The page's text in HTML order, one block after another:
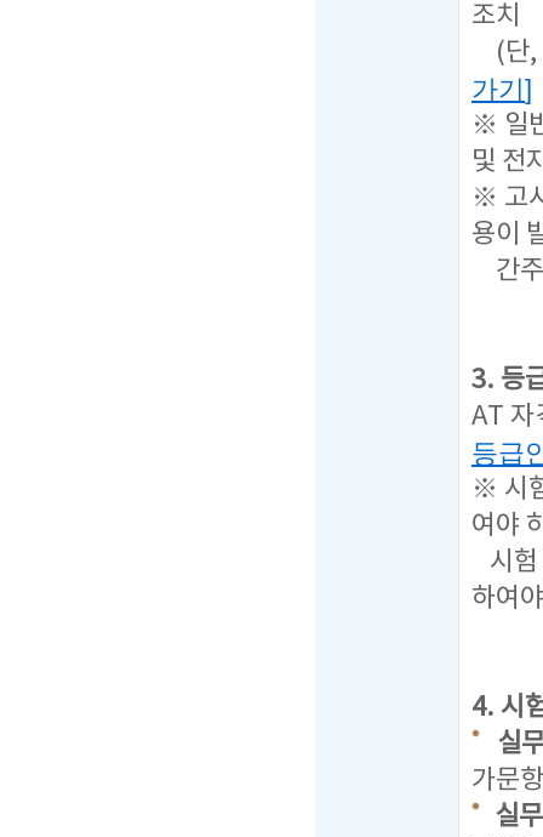
조치
(단,
가기]
※ 일
및 전
※ 고
용이
간
3. 등
AT 자
등급
※ 시
여야
시
하여
4. 시
실
가문
실